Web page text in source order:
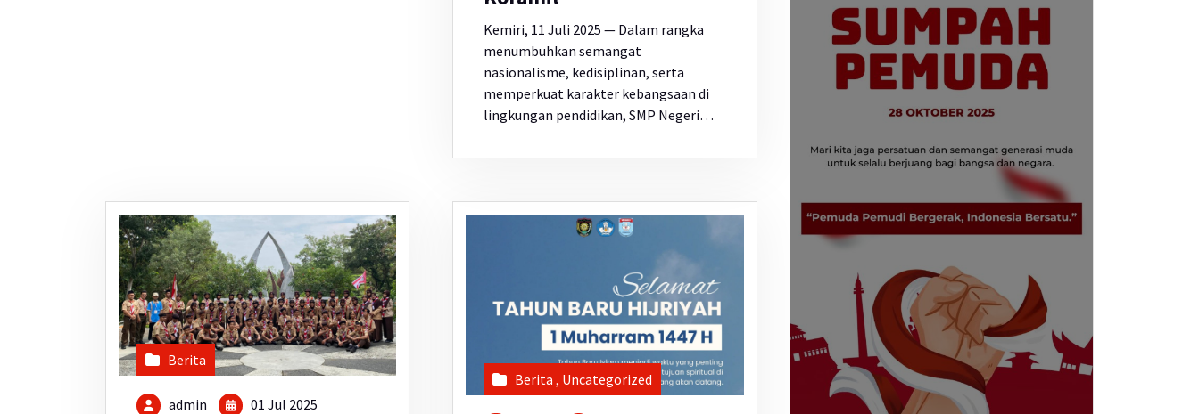
Kemiri, 11 Juli 2025 — Dalam rangka
menumbuhkan semangat
nasionalisme, kedisiplinan, serta
memperkuat karakter kebangsaan di
lingkungan pendidikan, SMP Negeri…
Berita
admin 01 Jul 2025
Berita , Uncategorized